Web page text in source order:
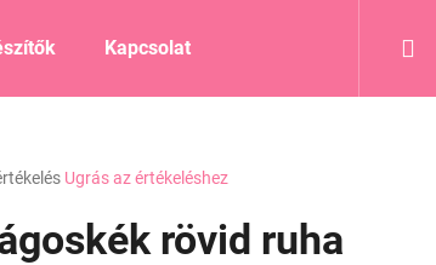
Kapcsolat
Ugrás az értékeléshez
rövid ruha